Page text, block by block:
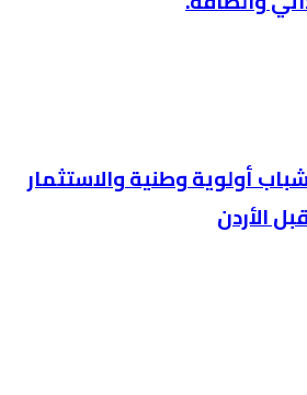
أولوية وطنية والاستثمار
الأردن